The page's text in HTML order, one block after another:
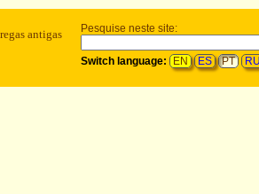
Pesquise neste site:
Switch language: EN ES PT RU
antigas